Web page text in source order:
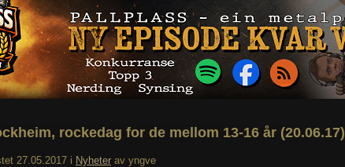
rockedag for de mellom 13-16 år (20.06.17)
27.05.2017 i Nyheter av yngve